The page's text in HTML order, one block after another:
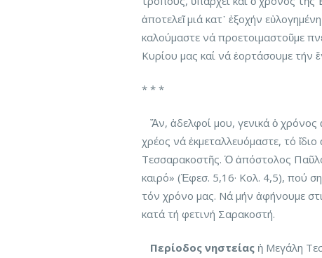
ἀποτελεῖ μιά κατ᾽ ἐξοχήν
καλούμαστε νά προετοιμαστοῦμε
Κυρίου μας καί νά ἑορτάσουμε τήν
* * *
Ἄν, ἀδελφοί μου, γενικά ὁ χρόνος
χρέος νά ἐκμεταλλευόμαστε, τό
Τεσσαρακοστῆς. Ὁ ἀπόστολος
καιρό» (Ἐφεσ. 5,16· Κολ. 4,5), πού
τόν χρόνο μας. Νά μήν ἀφήνουμε
κατά τή φετινή Σαρακοστή.
Περίοδος νηστείας ἡ Μεγάλη